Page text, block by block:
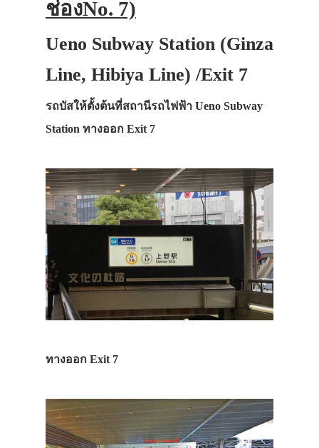
ช่องNo. 7)
Ueno Subway Station (Ginza
Line, Hibiya Line) /Exit 7
รถบัสให้ตั้งต้นที่สถานีรถไฟฟ้า Ueno Subway
Station ทางออก Exit 7
ทางออก Exit 7